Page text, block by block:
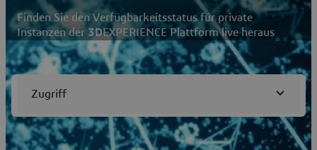
Finden Sie den Verfügbarkeitsstatus für private
Instanzen der 3DEXPERIENCE Plattform live heraus
Zugriff